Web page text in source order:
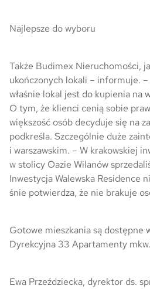
Najlepsze do wyboru
Także Budimex Nieruchomości,
ukończonych lokali – informuje.
właśnie lokal jest do kupienia na
O tym, że klienci cenią sobie
większość osób decyduje się na
podkreśla. Szczególnie duże
i warszawskim. – W krakowskiej
w stolicy Oazie Wilanów
Inwestycja Walewska Residence
śnie potwierdza, że nie brakuje
Gotowe mieszkania są dostępne
Dyrekcyjna 33 Apartamenty
Ewa Przeździecka, dyrektor ds.